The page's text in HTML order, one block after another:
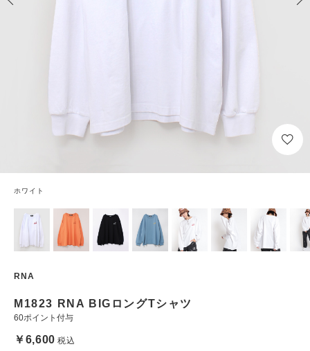
ホワイト
RNA
M1823 RNA BIGロングTシャツ
60ポイント付与
￥6,600 税込